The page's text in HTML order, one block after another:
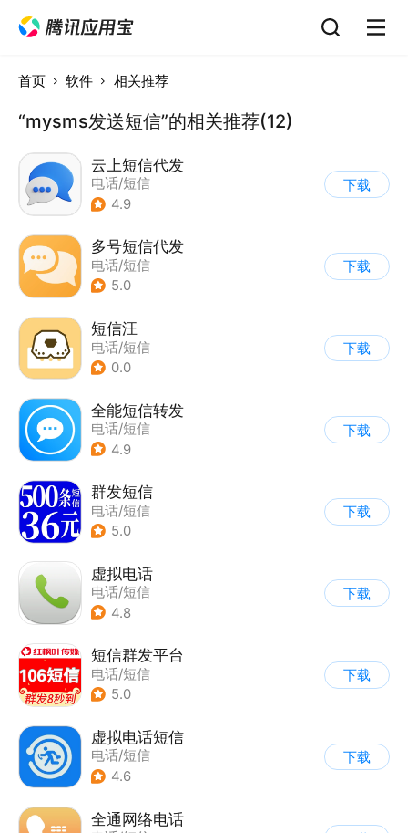
首页 软件 相关推荐
“mysms发送短信”的相关推荐(12)
云上短信代发
电话/短信
4.9
下载
多号短信代发
电话/短信
5.0
下载
短信汪
电话/短信
0.0
下载
全能短信转发
电话/短信
4.9
下载
群发短信
电话/短信
5.0
下载
虚拟电话
电话/短信
4.8
下载
短信群发平台
电话/短信
5.0
下载
虚拟电话短信
电话/短信
4.6
下载
全通网络电话